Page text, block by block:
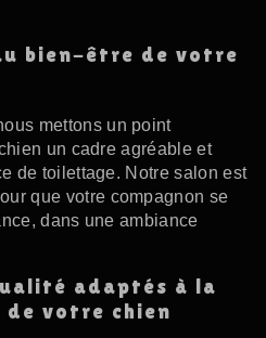
bien-être de votre
mettons un point
un cadre agréable et
de toilettage. Notre salon est
que votre compagnon se
dans une ambiance
adaptés à la
de votre chien